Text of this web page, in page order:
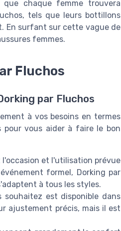
chaque femme trouvera
tels que leurs bottillons
En surfant sur cette vague de
femmes.
Fluchos
par Fluchos
à vos besoins en termes
pour vous aider à faire le bon
et l'utilisation prévue
formel, Dorking par
à tous les styles.
souhaitez est disponible dans
ajustement précis, mais il est